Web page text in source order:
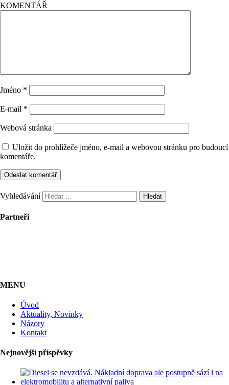
KOMENTÁŘ
Jméno *
E-mail *
Webová stránka
Uložit do prohlížeče jméno, e-mail a webovou stránku pro budoucí
komentáře.
Vyhledávání
Partneři
MENU
Úvod
Aktuality, Novinky
Názory
Kontakt
Nejnovější příspěvky